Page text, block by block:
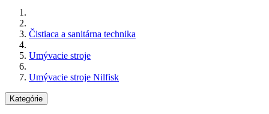
Čistiaca a sanitárna technika
Umývacie stroje
Umývacie stroje Nilfisk
Kategórie